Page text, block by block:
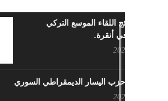
ما هي نتائج اللقاء الموسع التركي
السوري في أنقرة.
نشاطات حزب اليسار الديمقراطي السوري